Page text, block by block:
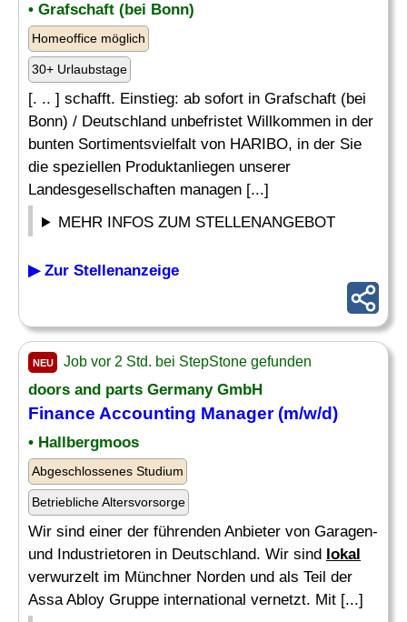
• Grafschaft (bei Bonn)
Homeoffice möglich
30+ Urlaubstage
[. .. ] schafft. Einstieg: ab sofort in Grafschaft (bei
Bonn) / Deutschland unbefristet Willkommen in der
bunten Sortimentsvielfalt von HARIBO, in der Sie
die speziellen Produktanliegen unserer
Landesgesellschaften managen [...]
MEHR INFOS ZUM STELLENANGEBOT
▶ Zur Stellenanzeige
NEU Job vor 2 Std. bei StepStone gefunden
doors and parts Germany GmbH
Finance Accounting Manager (m/w/d)
• Hallbergmoos
Abgeschlossenes Studium
Betriebliche Altersvorsorge
Wir sind einer der führenden Anbieter von Garagen-
und Industrietoren in Deutschland. Wir sind lokal
verwurzelt im Münchner Norden und als Teil der
Assa Abloy Gruppe international vernetzt. Mit [...]